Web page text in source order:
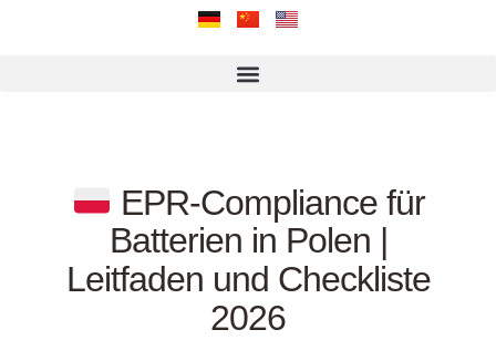
EPR-Compliance für
Batterien in Polen |
Leitfaden und Checkliste
2026